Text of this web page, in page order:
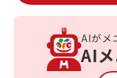
AIがメ
AI